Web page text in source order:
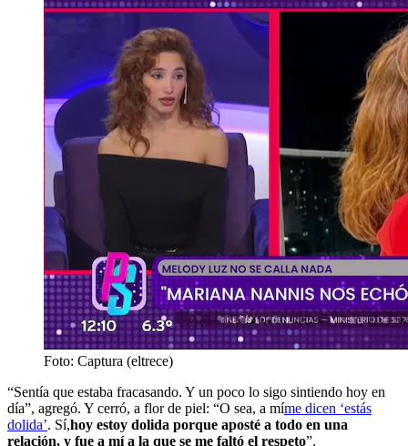
Foto: Captura (eltrece)
“Sentía que estaba fracasando. Y un poco lo sigo sintiendo hoy en
día”, agregó. Y cerró, a flor de piel: “O sea, a míme dicen ‘estás
dolida’. Sí,hoy estoy dolida porque aposté a todo en una
relación, y fue a mí a la que se me faltó el respeto”.